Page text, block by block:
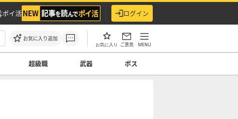
ポイ活 ログイン
お気に入り追加
お気に入り ご意見 MENU
超級職 武器 ボス